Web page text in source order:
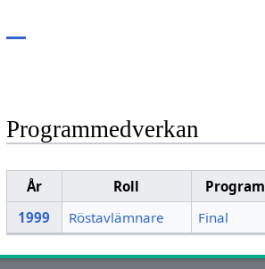
Programmedverkan
År Roll Program
1999
Röstavlämnare Final